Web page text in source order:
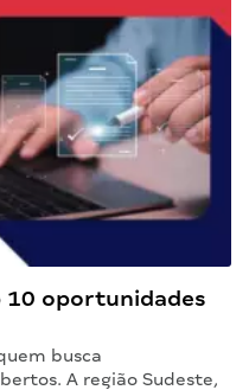
10 oportunidades
busca
A região Sudeste,